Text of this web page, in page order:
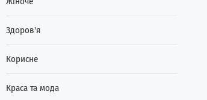
Здоров'я
Корисне
Краса та мода